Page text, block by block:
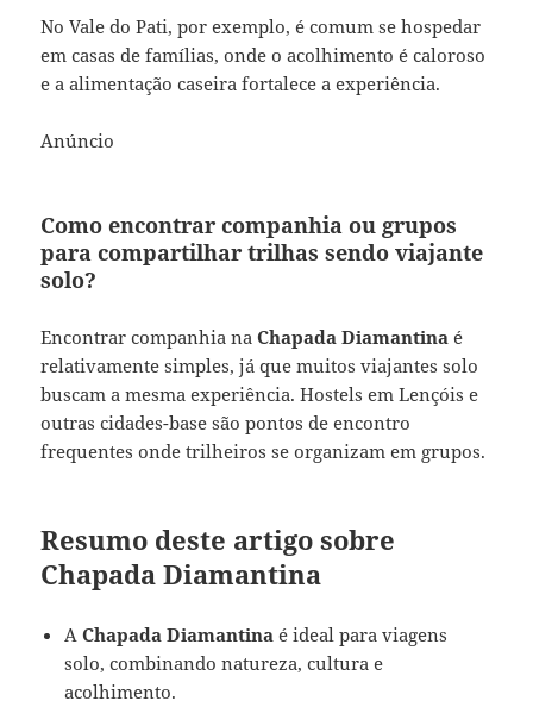
No Vale do Pati, por exemplo, é comum se hospedar
em casas de famílias, onde o acolhimento é caloroso
e a alimentação caseira fortalece a experiência.
Anúncio
Como encontrar companhia ou grupos
para compartilhar trilhas sendo viajante
solo?
Encontrar companhia naChapada Diamantinaé
relativamente simples, já que muitos viajantes solo
buscam a mesma experiência. Hostels em Lençóis e
outras cidades-base são pontos de encontro
frequentes onde trilheiros se organizam em grupos.
Resumo deste artigo sobre
Chapada Diamantina
AChapada Diamantinaé ideal para viagens
solo, combinando natureza, cultura e
acolhimento.